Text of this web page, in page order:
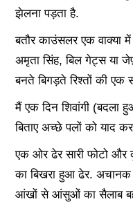
झेलना पड़ता है.
बतौर काउंसलर एक वाक्या
अमृता सिंह, बिल गेट्स या
बनते बिगड़ते रिश्तों की एक
मैं एक दिन शिवांगी (बदला
बिताए अच्छे पलों को याद कर
एक ओर ढेर सारी फोटो और
का बिखरा हुआ ढेर. अचानक
आंखों से आंसुओं का सैलाब